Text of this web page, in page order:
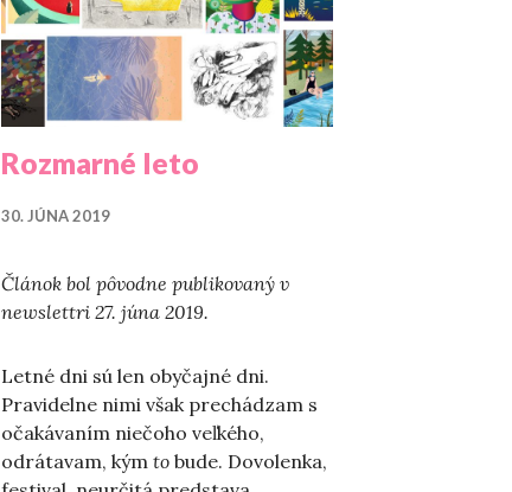
Rozmarné leto
30. JÚNA 2019
Článok bol pôvodne publikovaný v
newslettri 27. júna 2019.
Letné dni sú len obyčajné dni.
Pravidelne nimi však prechádzam s
očakávaním niečoho veľkého,
odrátavam, kým to bude. Dovolenka,